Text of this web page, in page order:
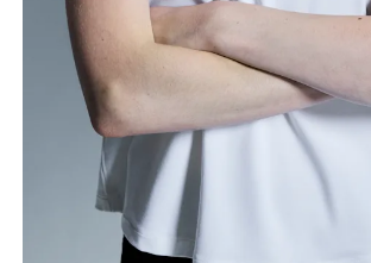
Brustumfang
grössten ist. Achte darauf, das
halten.